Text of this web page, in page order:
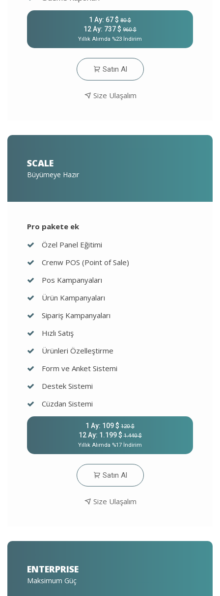
1 Ay: 67 $ 80 $
12 Ay: 737 $ 960 $
Yıllık Alımda %23 İndirim
Satın Al
Size Ulaşalım
SCALE
Büyümeye Hazır
Pro pakete ek
Özel Panel Eğitimi
Crenw POS (Point of Sale)
Pos Kampanyaları
Ürün Kampanyaları
Sipariş Kampanyaları
Hızlı Satış
Ürünleri Özelleştirme
Form ve Anket Sistemi
Destek Sistemi
Cüzdan Sistemi
1 Ay: 109 $ 120 $
12 Ay: 1.199 $1.440 $
Yıllık Alımda %17 İndirim
Satın Al
Size Ulaşalım
ENTERPRISE
Maksimum Güç